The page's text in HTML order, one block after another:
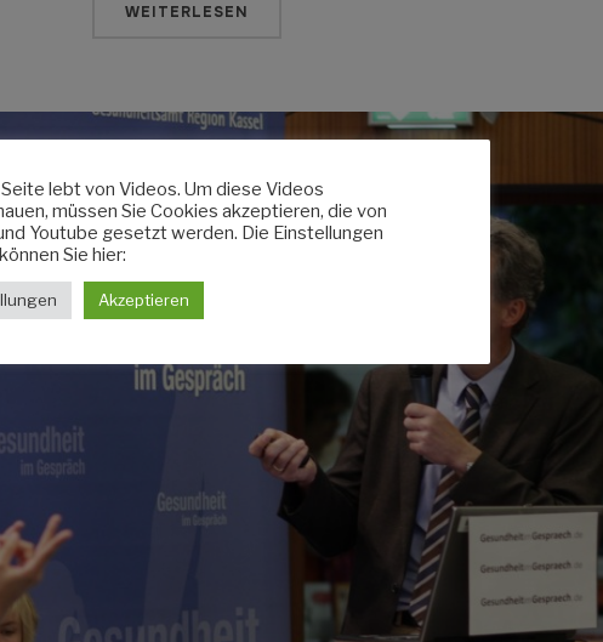
WEITERLESEN
lebt von Videos. Um diese Videos
müssen Sie Cookies akzeptieren, die von
Youtube gesetzt werden. Die Einstellungen
Sie hier:
Akzeptieren